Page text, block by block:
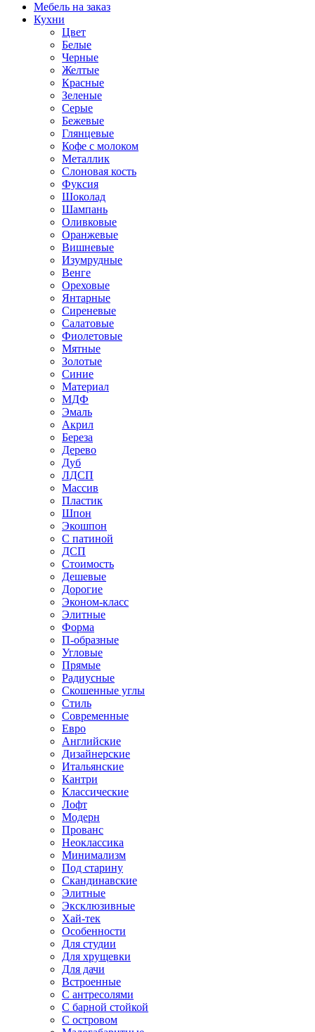
Мебель на заказ
Кухни
Цвет
Белые
Черные
Желтые
Красные
Зеленые
Серые
Бежевые
Глянцевые
Кофе с молоком
Металлик
Слоновая кость
Фуксия
Шоколад
Шампань
Оливковые
Оранжевые
Вишневые
Изумрудные
Венге
Ореховые
Янтарные
Сиреневые
Салатовые
Фиолетовые
Мятные
Золотые
Синие
Материал
МДФ
Эмаль
Акрил
Береза
Дерево
Дуб
ЛДСП
Массив
Пластик
Шпон
Экошпон
С патиной
ДСП
Стоимость
Дешевые
Дорогие
Эконом-класс
Элитные
Форма
П-образные
Угловые
Прямые
Радиусные
Скошенные углы
Стиль
Современные
Евро
Английские
Дизайнерские
Итальянские
Кантри
Классические
Лофт
Модерн
Прованс
Неоклассика
Минимализм
Под старину
Скандинавские
Элитные
Эксклюзивные
Хай-тек
Особенности
Для студии
Для хрущевки
Для дачи
Встроенные
С антресолями
С барной стойкой
С островом